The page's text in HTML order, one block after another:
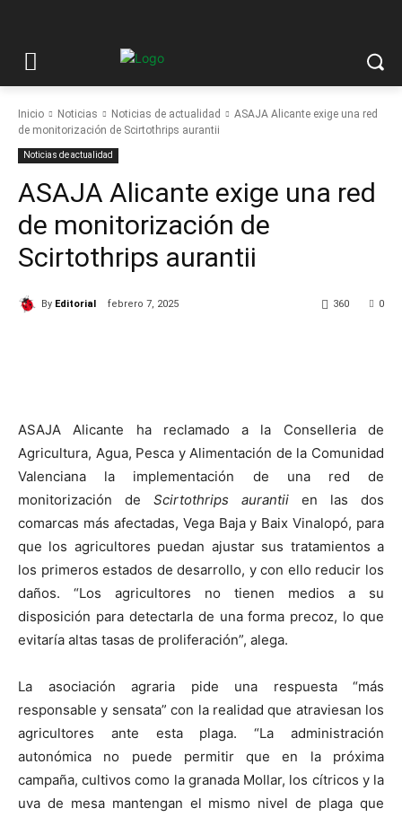
Inicio Noticias Noticias de actualidad
ASAJA Alicante exige una red
de monitorización de Scirtothrips aurantii
Noticias de actualidad
ASAJA Alicante exige una red
de monitorización de
Scirtothrips aurantii
By Editorial febrero 7, 2025 0
360
ASAJA Alicante ha reclamado a la Conselleria de
Agricultura, Agua, Pesca y Alimentación de la Comunidad
Valenciana la implementación de una red de
monitorización de Scirtothrips aurantii en las dos
comarcas más afectadas, Vega Baja y Baix Vinalopó, para
que los agricultores puedan ajustar sus tratamientos a
los primeros estados de desarrollo, y con ello reducir los
daños. “Los agricultores no tienen medios a su
disposición para detectarla de una forma precoz, lo que
evitaría altas tasas de proliferación”, alega.
La asociación agraria pide una respuesta “más
responsable y sensata” con la realidad que atraviesan los
agricultores ante esta plaga. “La administración
autonómica no puede permitir que en la próxima
campaña, cultivos como la granada Mollar, los cítricos y la
uva de mesa mantengan el mismo nivel de plaga que